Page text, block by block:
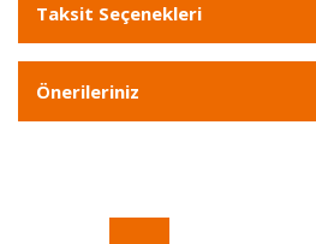
Taksit Seçenekleri
Önerileriniz